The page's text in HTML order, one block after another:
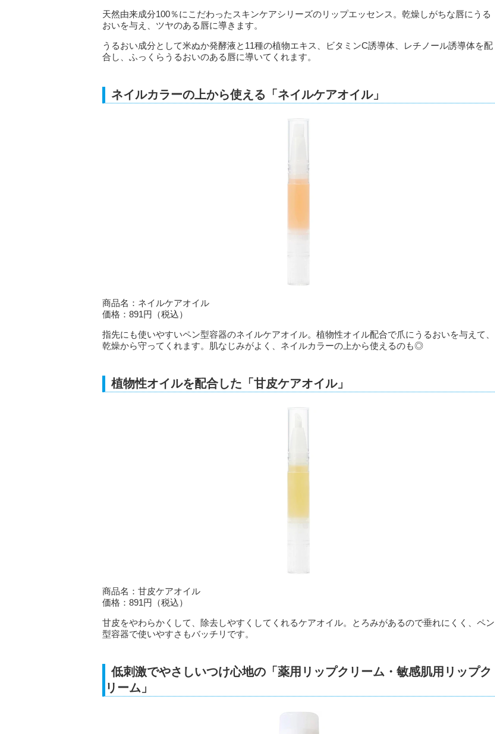
天然由来成分100％にこだわったスキンケアシリーズのリップエッセンス。乾燥しがちな唇にうる
おいを与え、ツヤのある唇に導きます。
うるおい成分として米ぬか発酵液と11種の植物エキス、ビタミンC誘導体、レチノール誘導体を配
合し、ふっくらうるおいのある唇に導いてくれます。
ネイルカラーの上から使える「ネイルケアオイル」
商品名：ネイルケアオイル
価格：891円（税込）
指先にも使いやすいペン型容器のネイルケアオイル。植物性オイル配合で爪にうるおいを与えて、
乾燥から守ってくれます。肌なじみがよく、ネイルカラーの上から使えるのも◎
植物性オイルを配合した「甘皮ケアオイル」
商品名：甘皮ケアオイル
価格：891円（税込）
甘皮をやわらかくして、除去しやすくしてくれるケアオイル。とろみがあるので垂れにくく、ペン
型容器で使いやすさもバッチリです。
低刺激でやさしいつけ心地の「薬用リップクリーム・敏感肌用リップク
リーム」